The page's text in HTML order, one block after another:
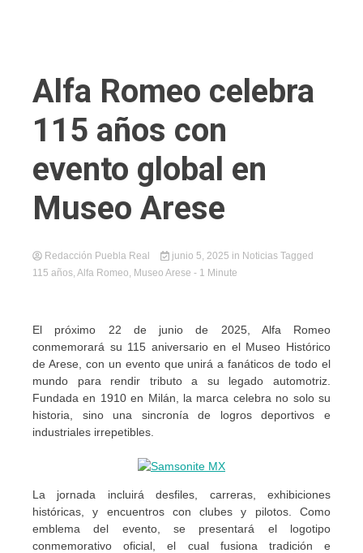
Alfa Romeo celebra
115 años con
evento global en
Museo Arese
Redacción Puebla Real junio 5, 2025 in Noticias Tagged
115 años, Alfa Romeo, Museo Arese - 1 Minute
El próximo 22 de junio de 2025, Alfa Romeo
conmemorará su 115 aniversario en el Museo Histórico
de Arese, con un evento que unirá a fanáticos de todo el
mundo para rendir tributo a su legado automotriz.
Fundada en 1910 en Milán, la marca celebra no solo su
historia, sino una sincronía de logros deportivos e
industriales irrepetibles.
La jornada incluirá desfiles, carreras, exhibiciones
históricas, y encuentros con clubes y pilotos. Como
emblema del evento, se presentará el logotipo
conmemorativo oficial, el cual fusiona tradición e